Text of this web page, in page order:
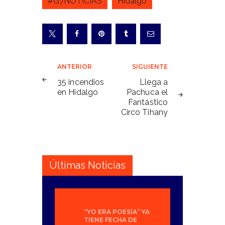
Navegación
de
entradas
ANTERIOR
35 incendios
en Hidalgo
SIGUIENTE
Llega a
Pachuca el
Fantástico
Circo Tihany
Últimas Noticias
“YO ERA POESÍA” YA
TIENE FECHA DE